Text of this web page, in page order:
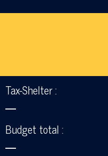
Tax-Shelter :
—
Budget total :
—